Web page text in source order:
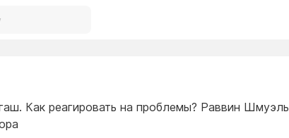
Как реагировать на проблемы? Раввин Шмуэль